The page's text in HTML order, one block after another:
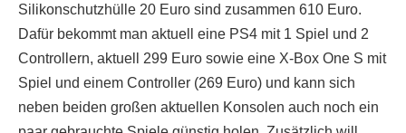
Silikonschutzhülle 20 Euro sind zusammen 610 Euro.
Dafür bekommt man aktuell eine PS4 mit 1 Spiel und 2
Controllern, aktuell 299 Euro sowie eine X-Box One S mit
Spiel und einem Controller (269 Euro) und kann sich
neben beiden großen aktuellen Konsolen auch noch ein